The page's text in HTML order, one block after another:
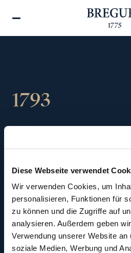
Diese Webseite verwendet
Wir verwenden Cookies, um
personalisieren, Funktionen für
zu können und die Zugriffe auf
analysieren. Außerdem geben
Verwendung unserer Website
soziale Medien, Werbung und
zum
1793
Rückkehr von
Breguet in die
während der
Französischen
Revolution